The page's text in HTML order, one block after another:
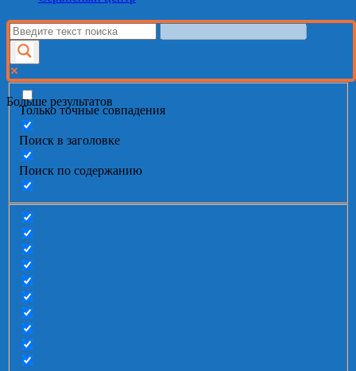
Больше результатов
Только точные совпадения
Поиск в заголовке
Поиск по содержанию